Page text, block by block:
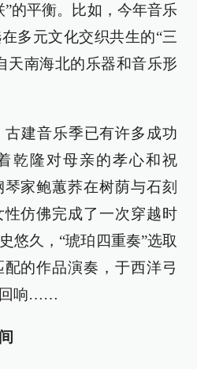
”的平衡。比如，今年音乐
多元文化交织共生的“三
天南海北的乐器和音乐形
古建音乐季已有许多成功
乾隆对母亲的孝心和祝
家鲍蕙荞在树荫与石刻
仿佛完成了一次穿越时
悠久，“琥珀四重奏”选取
的作品演奏，于西洋弓
回响……